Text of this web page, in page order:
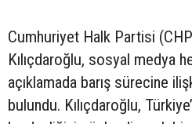
Cumhuriyet Halk Partisi
Kılıçdaroğlu, sosyal medya
açıklamada barış sürecine
bulundu. Kılıçdaroğlu,